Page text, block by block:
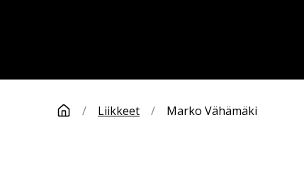
/ Liikkeet / Marko Vähämäki